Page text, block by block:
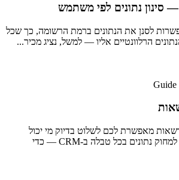
סינון נתונים לפי משתמש
לסנן את הנתונים ברמת הרשומה, כך שכל
הרלוונטיים אליו — למשל, נציג מכיר...
מאפשרת לכם לשלוט בדיוק מי יכול
לראות, ליצור, לערוך או למחוק נתונים בכל טבלה ב-CRM — כדי